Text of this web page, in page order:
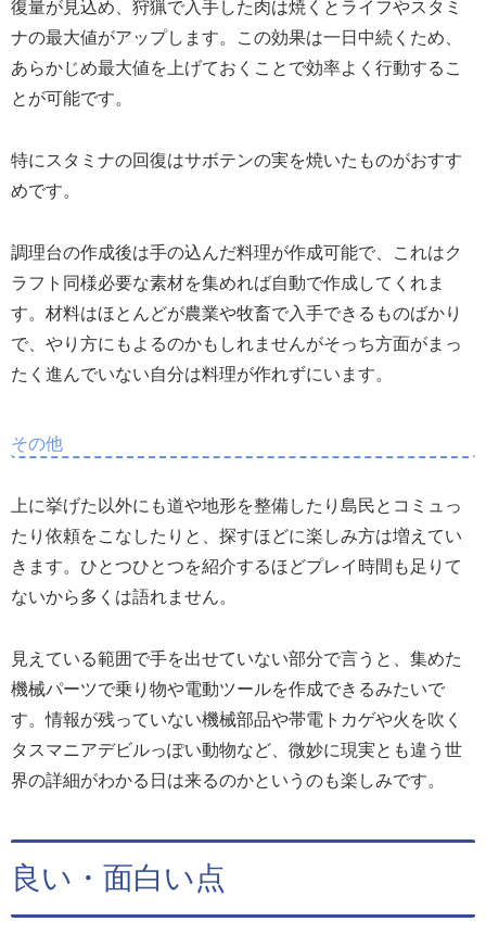
復量が見込め、狩猟で入手した肉は焼くとライフやスタミ
ナの最大値がアップします。この効果は一日中続くため、
あらかじめ最大値を上げておくことで効率よく行動するこ
とが可能です。
特にスタミナの回復はサボテンの実を焼いたものがおすす
めです。
調理台の作成後は手の込んだ料理が作成可能で、これはク
ラフト同様必要な素材を集めれば自動で作成してくれま
す。材料はほとんどが農業や牧畜で入手できるものばかり
で、やり方にもよるのかもしれませんがそっち方面がまっ
たく進んでいない自分は料理が作れずにいます。
その他
上に挙げた以外にも道や地形を整備したり島民とコミュっ
たり依頼をこなしたりと、探すほどに楽しみ方は増えてい
きます。ひとつひとつを紹介するほどプレイ時間も足りて
ないから多くは語れません。
見えている範囲で手を出せていない部分で言うと、集めた
機械パーツで乗り物や電動ツールを作成できるみたいで
す。情報が残っていない機械部品や帯電トカゲや火を吹く
タスマニアデビルっぽい動物など、微妙に現実とも違う世
界の詳細がわかる日は来るのかというのも楽しみです。
良い・面白い点